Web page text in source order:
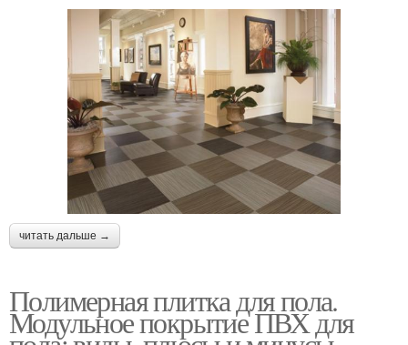
читать дальше →
Полимерная плитка для пола.
Модульное покрытие ПВХ для